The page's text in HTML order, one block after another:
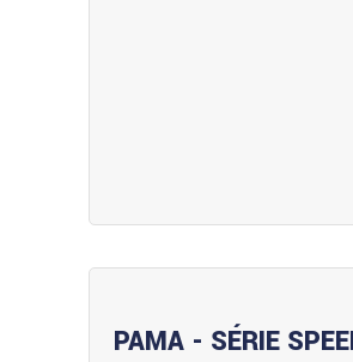
PAMA - SÉRIE